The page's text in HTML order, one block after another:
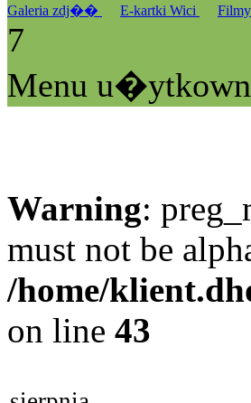
Galeria zdj�� E-kartki Wici Filmy
7
Menu
Warning:
must not be
/home/
on line 43